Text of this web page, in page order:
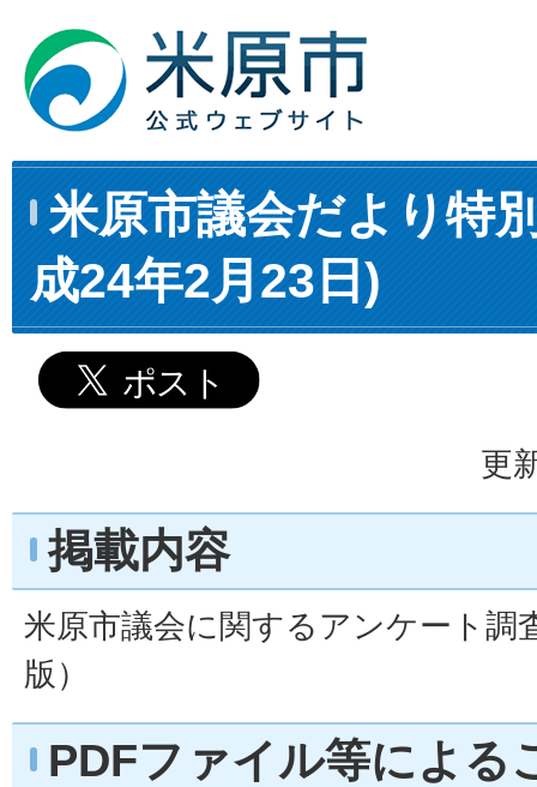
米原市議会だより特
成24年2月23日)
更
掲載内容
米原市議会に関するアンケート調
版）
PDFファイル等による